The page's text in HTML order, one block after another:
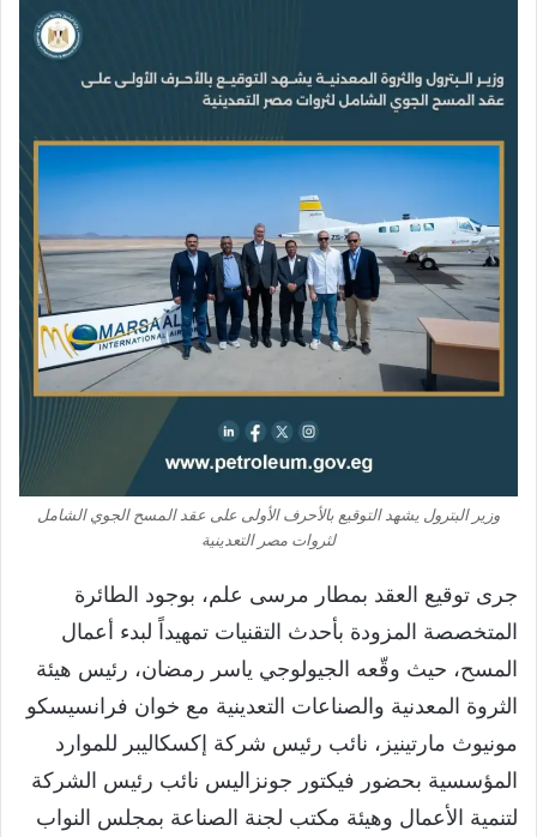
وزير البترول يشهد التوقيع بالأحرف الأولى على عقد المسح الجوي الشامل
لثروات مصر التعدينية
جرى توقيع العقد بمطار مرسى علم، بوجود الطائرة
المتخصصة المزودة بأحدث التقنيات تمهيداً لبدء أعمال
المسح، حيث وقّعه الجيولوجي ياسر رمضان، رئيس هيئة
الثروة المعدنية والصناعات التعدينية مع خوان فرانسيسكو
مونيوث مارتينيز، نائب رئيس شركة إكسكاليبر للموارد
المؤسسية بحضور فيكتور جونزاليس نائب رئيس الشركة
لتنمية الأعمال وهيئة مكتب لجنة الصناعة بمجلس النواب